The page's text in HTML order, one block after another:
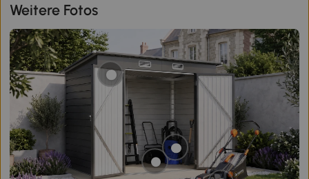
Weitere Fotos